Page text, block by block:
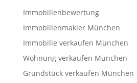
Immobilienbewertung
Immobilienmakler München
Immobilie verkaufen München
Wohnung verkaufen München
Grundstück verkaufen München